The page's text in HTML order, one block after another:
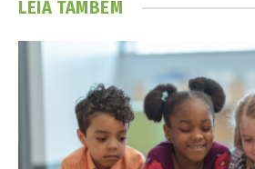
LEIA TAMBÉM